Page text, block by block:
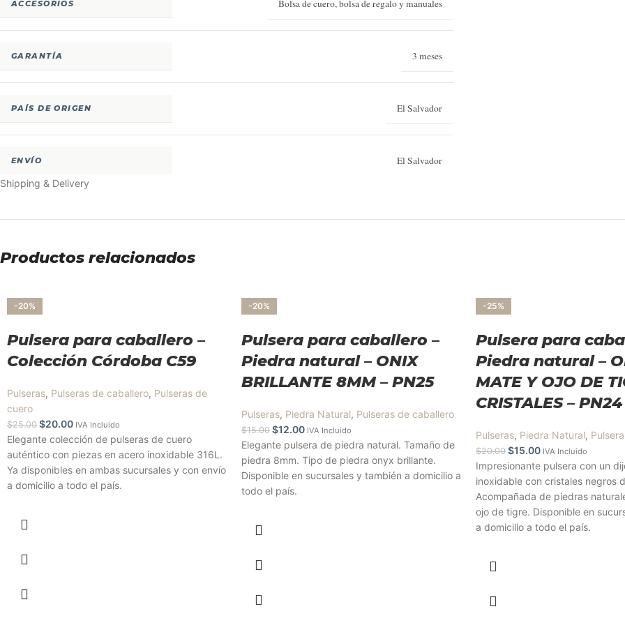
ACCESORIOS Bolsa de cuero, bolsa de regalo y manuales
GARANTÍA 3 meses
PAÍS DE ORIGEN El Salvador
ENVÍO El Salvador
Shipping & Delivery
Productos relacionados
-20%
Pulsera para caballero –
Colección Córdoba C59
Pulseras, Pulseras de caballero, Pulseras de
cuero
$25.00 $20.00 IVA Incluido
Elegante colección de pulseras de cuero
auténtico con piezas en acero inoxidable 316L.
Ya disponibles en ambas sucursales y con envío
a domicilio a todo el país.
-20%
Pulsera para caballero –
Piedra natural – ONIX
BRILLANTE 8MM – PN25
Pulseras, Piedra Natural, Pulseras de caballero
$15.00 $12.00 IVA Incluido
Elegante pulsera de piedra natural. Tamaño de
piedra 8mm. Tipo de piedra onyx brillante.
Disponible en sucursales y también a domicilio a
todo el país.
-25%
Pulsera para
Piedra natural –
MATE Y OJO DE
CRISTALES – PN24
Pulseras, Piedra Natural,
$20.00 $15.00 IVA Incluido
Impresionante pulsera con un
inoxidable con cristales negros
Acompañada de piedras
ojo de tigre. Disponible en
a domicilio a todo el país.